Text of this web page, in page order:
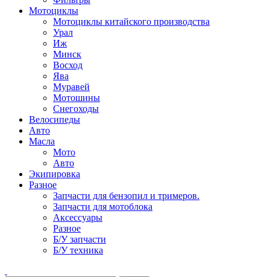
Мотоциклы
Мотоциклы китайского производства
Урал
Иж
Минск
Восход
Ява
Муравей
Мотошины
Снегоходы
Велосипеды
Авто
Масла
Мото
Авто
Экипировка
Разное
Запчасти для бензопил и тримеров.
Запчасти для мотоблока
Аксессуары
Разное
Б/У запчасти
Б/У техника